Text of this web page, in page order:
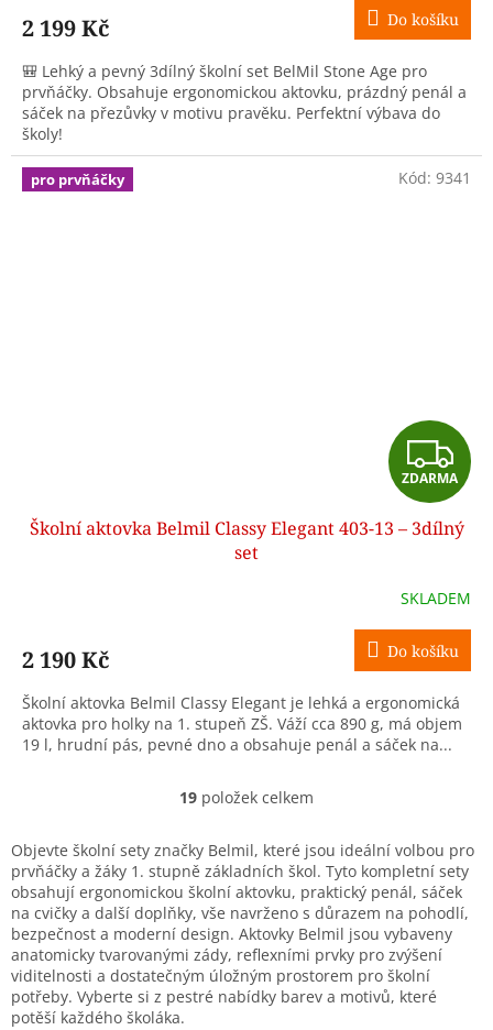
A
2 199 Kč Do košíku
🎒 Lehký a pevný 3dílný školní set BelMil Stone Age pro
prvňáčky. Obsahuje ergonomickou aktovku, prázdný penál a
sáček na přezůvky v motivu pravěku. Perfektní výbava do
školy!
pro prvňáčky
Z
D
A
R
M
A
ZDARMA
Školní aktovka Belmil Classy Elegant 403-13 – 3dílný
set
SKLADEM
2 190 Kč Do košíku
Školní aktovka Belmil Classy Elegant je lehká a ergonomická
aktovka pro holky na 1. stupeň ZŠ. Váží cca 890 g, má objem
19 l, hrudní pás, pevné dno a obsahuje penál a sáček na...
Kód: 9341
O
l
á
d
a
c
í
p
r
19 položek celkem
Objevte školní sety značky Belmil, které jsou ideální volbou pro
prvňáčky a žáky 1. stupně základních škol. Tyto kompletní sety
obsahují ergonomickou školní aktovku, praktický penál, sáček
na cvičky a další doplňky, vše navrženo s důrazem na pohodlí,
bezpečnost a moderní design. Aktovky Belmil jsou vybaveny
anatomicky tvarovanými zády, reflexními prvky pro zvýšení
viditelnosti a dostatečným úložným prostorem pro školní
potřeby. Vyberte si z pestré nabídky barev a motivů, které
potěší každého školáka.